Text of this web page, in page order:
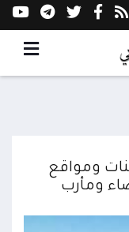
ومواقع
ومأرب